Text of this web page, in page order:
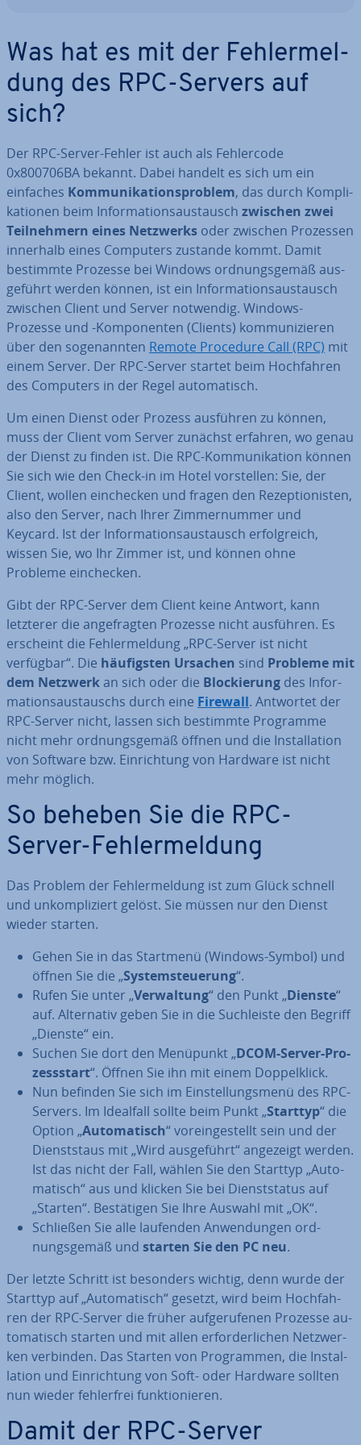
Was hat es mit der Feh­ler­mel­
dung des RPC-Servers auf
sich?
Der RPC-Server-Fehler ist auch als Feh­ler­code
0x800706BA bekannt. Dabei handelt es sich um ein
einfaches Kom­mu­ni­ka­ti­ons­pro­blem, das durch Kom­pli­
ka­tio­nen beim In­for­ma­ti­ons­aus­tausch zwischen zwei
Teil­neh­mern eines Netzwerks oder zwischen Prozessen
innerhalb eines Computers zustande kommt. Damit
bestimmte Prozesse bei Windows ord­nungs­ge­mäß aus­
ge­führt werden können, ist ein In­for­ma­ti­ons­aus­tausch
zwischen Client und Server notwendig. Windows-
Prozesse und -Kom­po­nen­ten (Clients) kom­mu­ni­zie­ren
über den so­ge­nann­ten Remote Procedure Call (RPC) mit
einem Server. Der RPC-Server startet beim Hoch­fah­ren
des Computers in der Regel au­to­ma­tisch.
Um einen Dienst oder Prozess ausführen zu können,
muss der Client vom Server zunächst erfahren, wo genau
der Dienst zu finden ist. Die RPC-Kom­mu­ni­ka­ti­on können
Sie sich wie den Check-in im Hotel vor­stel­len: Sie, der
Client, wollen ein­che­cken und fragen den Re­zep­tio­nis­ten,
also den Server, nach Ihrer Zim­mer­num­mer und
Keycard. Ist der In­for­ma­ti­ons­aus­tausch er­folg­reich,
wissen Sie, wo Ihr Zimmer ist, und können ohne
Probleme ein­che­cken.
Gibt der RPC-Server dem Client keine Antwort, kann
letzterer die an­ge­frag­ten Prozesse nicht ausführen. Es
erscheint die Feh­ler­mel­dung „RPC-Server ist nicht
verfügbar“. Die häu­figs­ten Ursachen sind Probleme mit
dem Netzwerkan sich oder die Blo­ckie­rung des In­for­
ma­ti­ons­aus­tauschs durch eine Firewall. Antwortet der
RPC-Server nicht, lassen sich bestimmte Programme
nicht mehr ord­nungs­ge­mäß öffnen und die In­stal­la­ti­on
von Software bzw. Ein­rich­tung von Hardware ist nicht
mehr möglich.
So beheben Sie die RPC-
Server-Feh­ler­mel­dung
Das Problem der Feh­ler­mel­dung ist zum Glück schnell
und un­kom­pli­ziert gelöst. Sie müssen nur den Dienst
wieder starten.
Gehen Sie in das Startmenü (Windows-Symbol) und
öffnen Sie die „Sys­tem­steue­rung“.
Rufen Sie unter „Ver­wal­tung“ den Punkt „Dienste“
auf. Al­ter­na­tiv geben Sie in die Such­leis­te den Begriff
„Dienste“ ein.
Suchen Sie dort den Menüpunkt „DCOM-Server-Pro­
zess­start“. Öffnen Sie ihn mit einem Dop­pel­klick.
Nun befinden Sie sich im Ein­stel­lungs­me­nü des RPC-
Servers. Im Idealfall sollte beim Punkt „Starttyp“ die
Option „Au­to­ma­tisch“ vor­ein­ge­stellt sein und der
Dienst­staus mit „Wird aus­ge­führt“ angezeigt werden.
Ist das nicht der Fall, wählen Sie den Starttyp „Au­to­
ma­tisch“ aus und klicken Sie bei Dienst­sta­tus auf
„Starten“. Be­stä­ti­gen Sie Ihre Auswahl mit „OK“.
Schließen Sie alle laufenden An­wen­dun­gen ord­
nungs­ge­mäß und starten Sie den PC neu.
Der letzte Schritt ist besonders wichtig, denn wurde der
Starttyp auf „Au­to­ma­tisch“ gesetzt, wird beim Hoch­fah­
ren der RPC-Server die früher auf­ge­ru­fe­nen Prozesse au­
to­ma­tisch starten und mit allen er­for­der­li­chen Netz­wer­
ken verbinden. Das Starten von Pro­gram­men, die In­stal­
la­ti­on und Ein­rich­tung von Soft- oder Hardware sollten
nun wieder feh­ler­frei funk­tio­nie­ren.
Damit der RPC-Server